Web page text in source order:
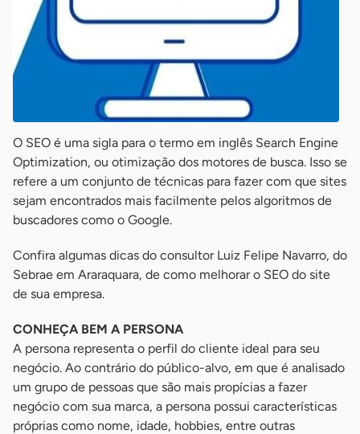
O SEO é uma sigla para o termo em inglês Search Engine
Optimization, ou otimização dos motores de busca. Isso se
refere a um conjunto de técnicas para fazer com que sites
sejam encontrados mais facilmente pelos algoritmos de
buscadores como o Google.
Confira algumas dicas do consultor Luiz Felipe Navarro, do
Sebrae em Araraquara, de como melhorar o SEO do site
de sua empresa.
CONHEÇA BEM A PERSONA
A persona representa o perfil do cliente ideal para seu
negócio. Ao contrário do público-alvo, em que é analisado
um grupo de pessoas que são mais propícias a fazer
negócio com sua marca, a persona possui características
próprias como nome, idade, hobbies, entre outras